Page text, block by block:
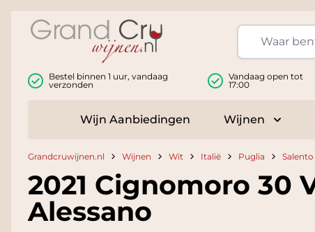
Bestel binnen 1 uur, vandaag
verzonden
Vandaag open tot
17:00
Wijn Aanbiedingen Wijnen
Toggle
Grandcruwijnen.nl Wijnen Wit Italië Puglia Salento
2021 Cignomoro 30
Alessano